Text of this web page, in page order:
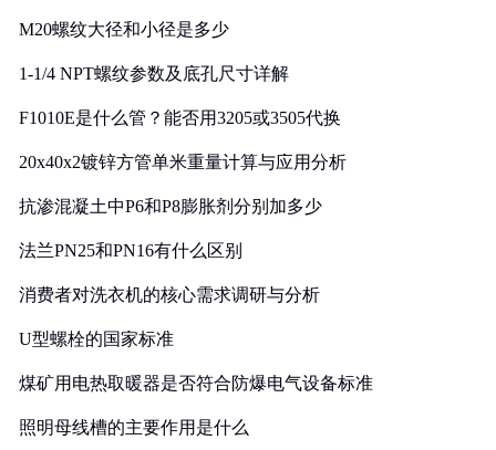
M20螺纹大径和小径是多少
1-1/4 NPT螺纹参数及底孔尺寸详解
F1010E是什么管？能否用3205或3505代换
20x40x2镀锌方管单米重量计算与应用分析
抗渗混凝土中P6和P8膨胀剂分别加多少
法兰PN25和PN16有什么区别
消费者对洗衣机的核心需求调研与分析
U型螺栓的国家标准
煤矿用电热取暖器是否符合防爆电气设备标准
照明母线槽的主要作用是什么